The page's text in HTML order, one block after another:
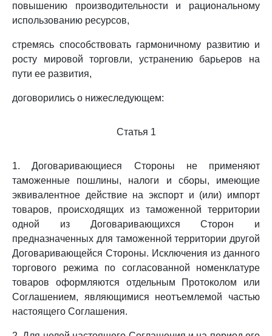
повышению производительности и рациональному
использованию ресурсов,
стремясь способствовать гармоничному развитию и
росту мировой торговли, устранению барьеров на
пути ее развития,
договорились о нижеследующем:
Статья 1
1. Договаривающиеся Стороны не применяют
таможенные пошлины, налоги и сборы, имеющие
эквивалентное действие на экспорт и (или) импорт
товаров, происходящих из таможенной территории
одной из Договаривающихся Сторон и
предназначенных для таможенной территории другой
Договаривающейся Стороны. Исключения из данного
торгового режима по согласованной номенклатуре
товаров оформляются отдельным Протоколом или
Соглашением, являющимися неотъемлемой частью
настоящего Соглашения.